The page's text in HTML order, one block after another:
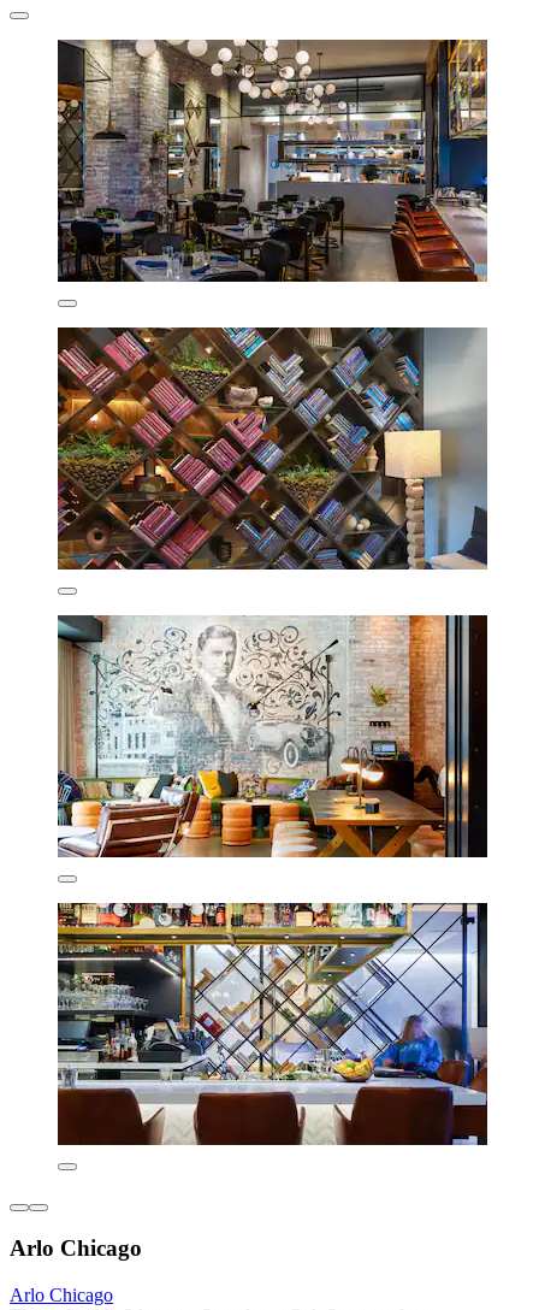
Arlo Chicago
Arlo Chicago